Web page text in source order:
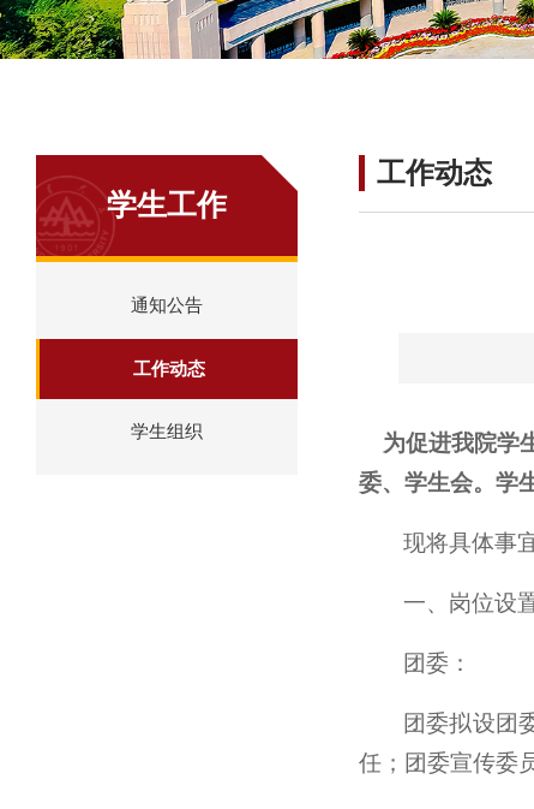
学生工作
通知公告
工作动态
学生组织
工作动态
为促进我院学
委、学生会。学
现将具体事
一、岗位设
团委：
团委拟设团
任；团委宣传委